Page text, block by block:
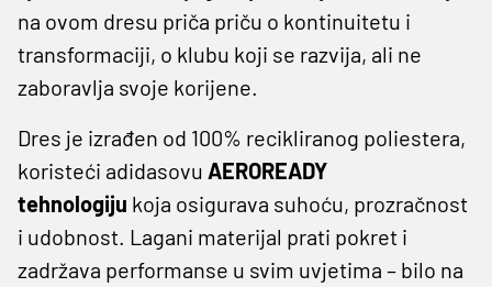
na ovom dresu priča priču o kontinuitetu i
transformaciji, o klubu koji se razvija, ali ne
zaboravlja svoje korijene.
Dres je izrađen od 100% recikliranog poliestera,
koristeći adidasovu AEROREADY
tehnologiju koja osigurava suhoću, prozračnost
i udobnost. Lagani materijal prati pokret i
zadržava performanse u svim uvjetima – bilo na